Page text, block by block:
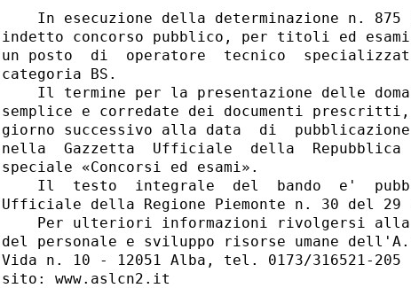
In esecuzione della determinazione n. 875
indetto concorso pubblico, per titoli ed
un posto  di  operatore  tecnico
categoria BS.
Il termine per la presentazione delle
semplice e corredate dei documenti
giorno successivo alla data  di
nella  Gazzetta  Ufficiale  della
speciale «Concorsi ed esami».
Il  testo  integrale  del  bando  e'
Ufficiale della Regione Piemonte n. 30 del
Per ulteriori informazioni rivolgersi
del personale e sviluppo risorse umane
Vida n. 10 - 12051 Alba, tel. 0173/316521-
sito: www.aslcn2.it